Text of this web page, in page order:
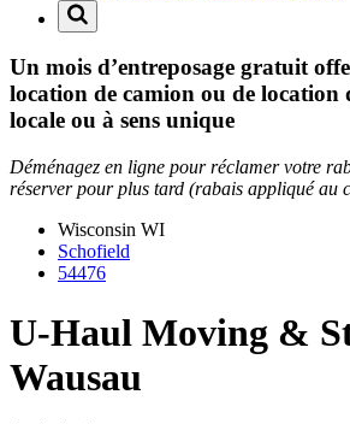
Un mois d’entreposage gratuit
location de camion ou de location
locale ou à sens unique
Déménagez en ligne pour réclamer votre
réserver pour plus tard (rabais appliqué au
Wisconsin WI
Schofield
54476
U-Haul Moving &
Wausau